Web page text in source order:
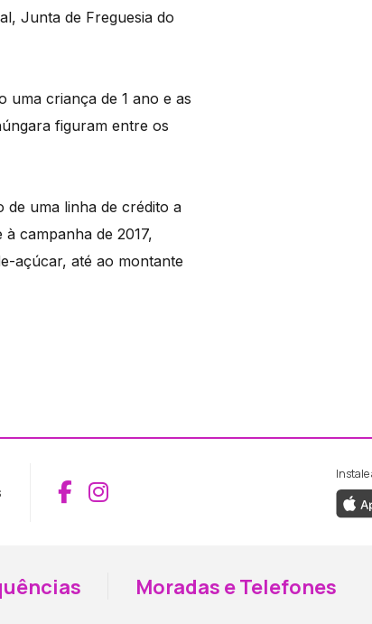
Junta de Freguesia do
uma criança de 1 ano e as
figuram entre os
de uma linha de crédito a
campanha de 2017,
açúcar, até ao montante
Aceder ao Facebook da
Aceder ao Instagram da
Instale
Moradas e Telefones